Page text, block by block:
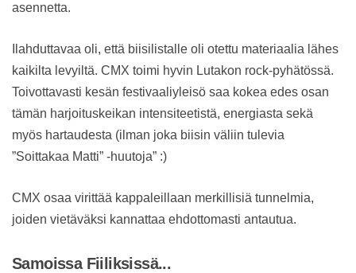
asennetta.
Ilahduttavaa oli, että biisilistalle oli otettu materiaalia lähes
kaikilta levyiltä. CMX toimi hyvin Lutakon rock-pyhätössä.
Toivottavasti kesän festivaaliyleisö saa kokea edes osan
tämän harjoituskeikan intensiteetistä, energiasta sekä
myös hartaudesta (ilman joka biisin väliin tulevia
”Soittakaa Matti” -huutoja” :)
CMX osaa virittää kappaleillaan merkillisiä tunnelmia,
joiden vietäväksi kannattaa ehdottomasti antautua.
Samoissa Fiiliksissä...